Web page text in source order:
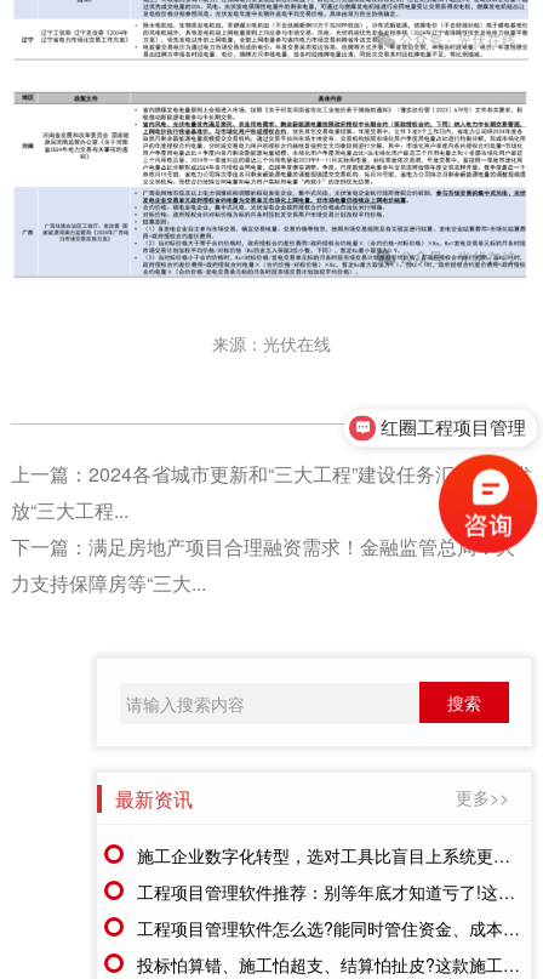
来源：光伏在线
上一篇： 2024各省城市更新和“三大工程”建设任务汇总！已发
放“三大工程...
下一篇： 满足房地产项目合理融资需求！金融监管总局：大
力支持保障房等“三大...
最新资讯 更多>>
施工企业数字化转型，选对工具比盲目上系统更重要
工程项目管理软件推荐：别等年底才知道亏了!这套系统让每一分钱都有迹可循
工程项目管理软件怎么选?能同时管住资金、成本、进度的才靠谱
投标怕算错、施工怕超支、结算怕扯皮?这款施工成本管理系统一招全解决
红圈工程项目管理